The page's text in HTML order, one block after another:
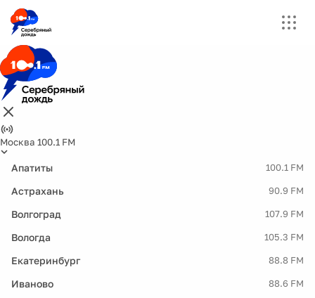
Москва 100.1 FM
Апатиты 100.1 FM
Астрахань 90.9 FM
Волгоград 107.9 FM
Вологда 105.3 FM
Екатеринбург 88.8 FM
Иваново 88.6 FM